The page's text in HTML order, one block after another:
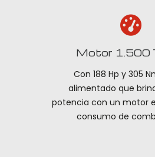
Motor 1.500
Con 188 Hp y 305
alimentado que
potencia con un motor
consumo de